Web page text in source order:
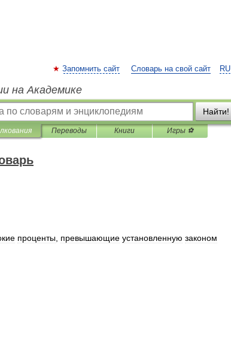
RU
Запомнить сайт Словарь на свой сайт
на Академике
Найти!
Переводы Книги Игры ⚽
проценты превышающие установленную законом